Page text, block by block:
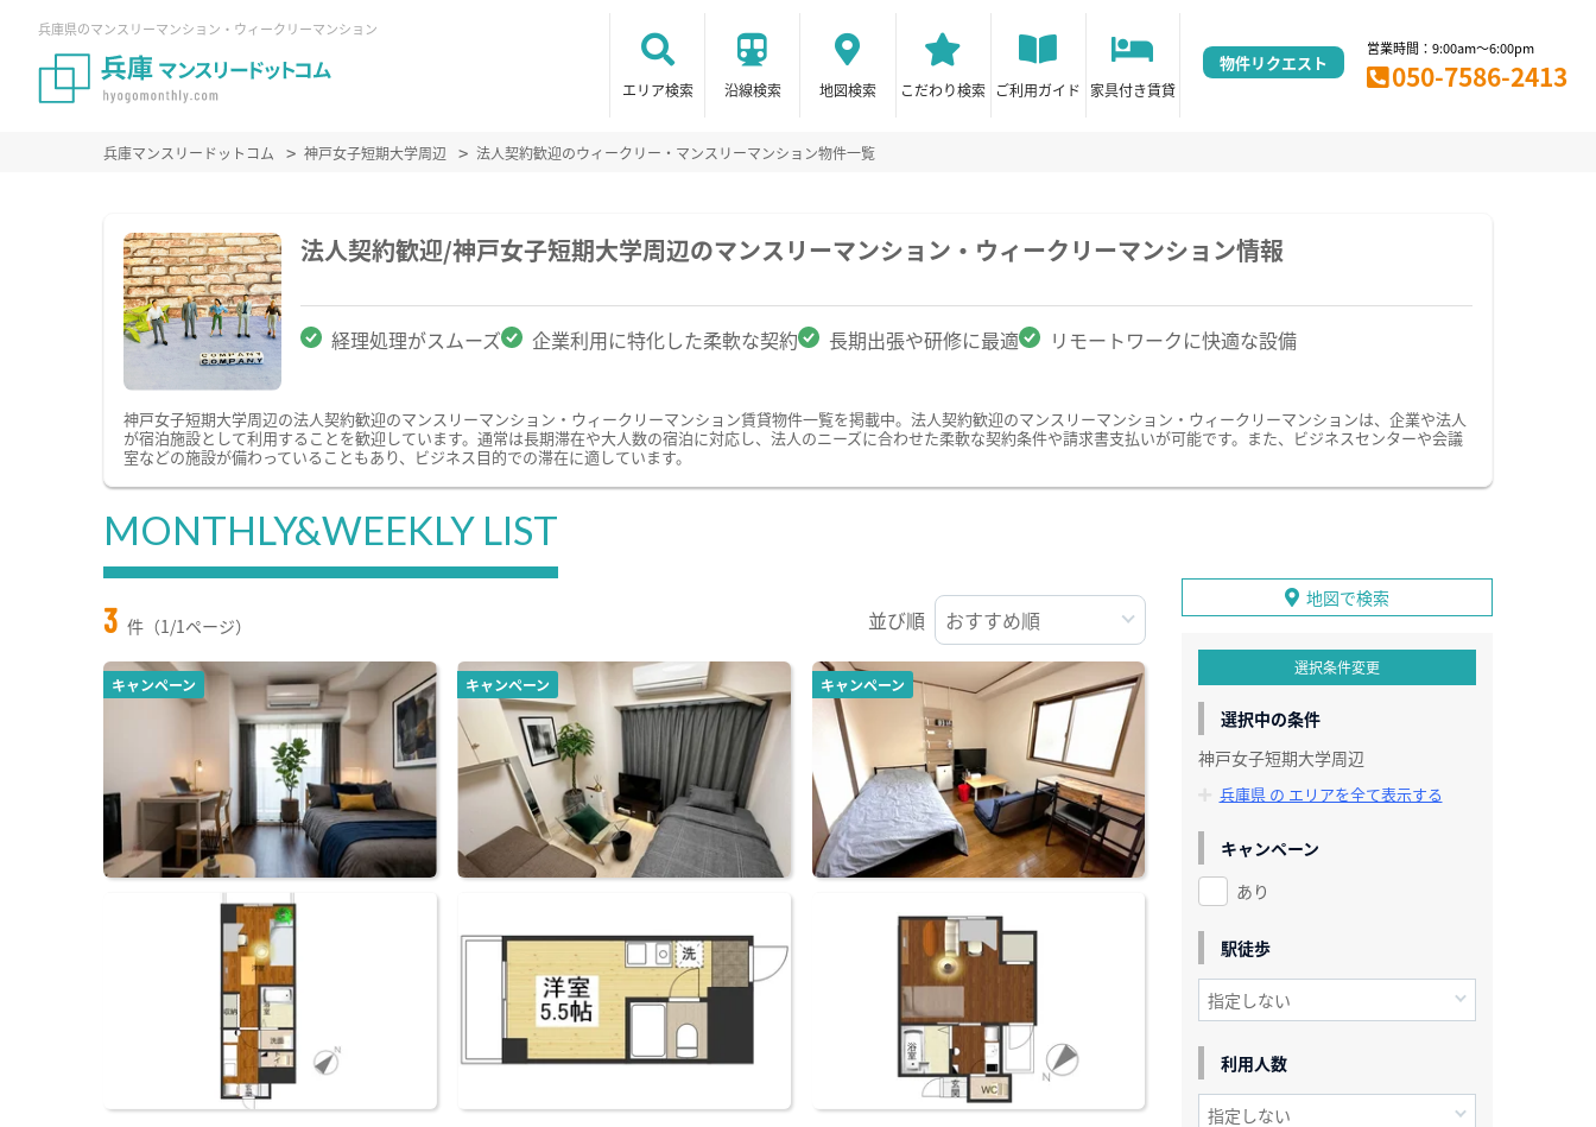
兵庫県のマンスリーマンション・ウィークリーマンション
エリア検索 沿線検索 地図検索 こだわり検索 ご利用ガイド 家具付き賃貸
物件リクエスト
営業時間：9:00am～6:00pm
050-7586-2413
兵庫マンスリードットコム 神戸女子短期大学周辺 法人契約歓迎のウィークリー・マンスリーマンション物件一覧
法人契約歓迎/神戸女子短期大学周辺のマンスリーマンション・ウィークリーマンション情報
経理処理がスムーズ 企業利用に特化した柔軟な契約 長期出張や研修に最適 リモートワークに快適な設備
神戸女子短期大学周辺の法人契約歓迎のマンスリーマンション・ウィークリーマンション賃貸物件一覧を掲載中。法人契約歓迎のマンスリーマンション・ウィークリーマンションは、企業や法人
が宿泊施設として利用することを歓迎しています。通常は長期滞在や大人数の宿泊に対応し、法人のニーズに合わせた柔軟な契約条件や請求書支払いが可能です。また、ビジネスセンターや会議
室などの施設が備わっていることもあり、ビジネス目的での滞在に適しています。
MONTHLY&WEEKLY LIST
3 件（1/1ページ） 並び順
キャンペーン キャンペーン キャンペーン
地図で検索
選択条件変更
選択中の条件
神戸女子短期大学周辺
兵庫県 の エリアを全て表示する
キャンペーン
あり
駅徒歩
利用人数